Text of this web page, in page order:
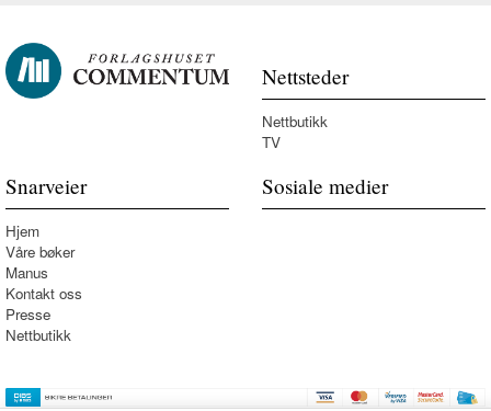
Nettsteder
Nettbutikk
TV
Snarveier
Hjem
Våre bøker
Manus
Kontakt oss
Presse
Nettbutikk
Sosiale medier